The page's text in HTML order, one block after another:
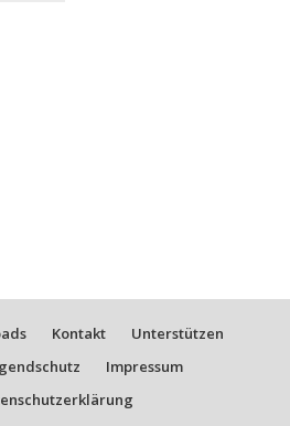
Kontakt
Unterstützen
Impressum